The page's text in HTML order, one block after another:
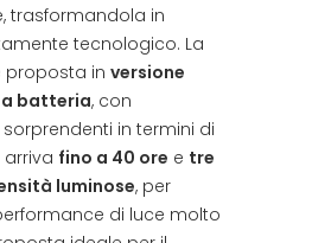
trasformandola in
tecnologico. La
in versione
batteria, con
in termini di
fino a 40 ore e tre
luminose, per
di luce molto